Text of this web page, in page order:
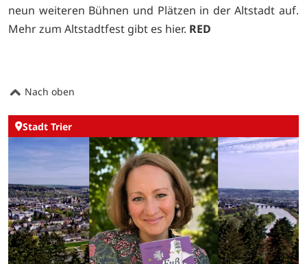
neun weiteren Bühnen und Plätzen in der Altstadt auf.
Mehr zum Altstadtfest gibt es hier. RED
Nach oben
Stadt Trier